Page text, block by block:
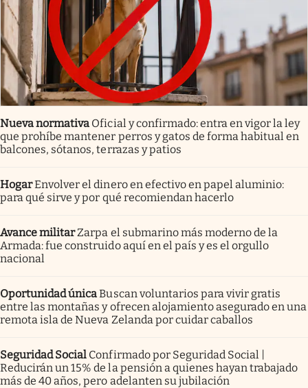
Nueva normativa Oficial y confirmado: entra en vigor la ley
que prohíbe mantener perros y gatos de forma habitual en
balcones, sótanos, terrazas y patios
HogarEnvolver el dinero en efectivo en papel aluminio:
para qué sirve y por qué recomiendan hacerlo
Avance militarZarpa el submarino más moderno de la
Armada: fue construido aquí en el país y es el orgullo
nacional
Oportunidad únicaBuscan voluntarios para vivir gratis
entre las montañas y ofrecen alojamiento asegurado en una
remota isla de Nueva Zelanda por cuidar caballos
Seguridad Social Confirmado por Seguridad Social |
Reducirán un 15% de la pensión a quienes hayan trabajado
más de 40 años, pero adelanten su jubilación